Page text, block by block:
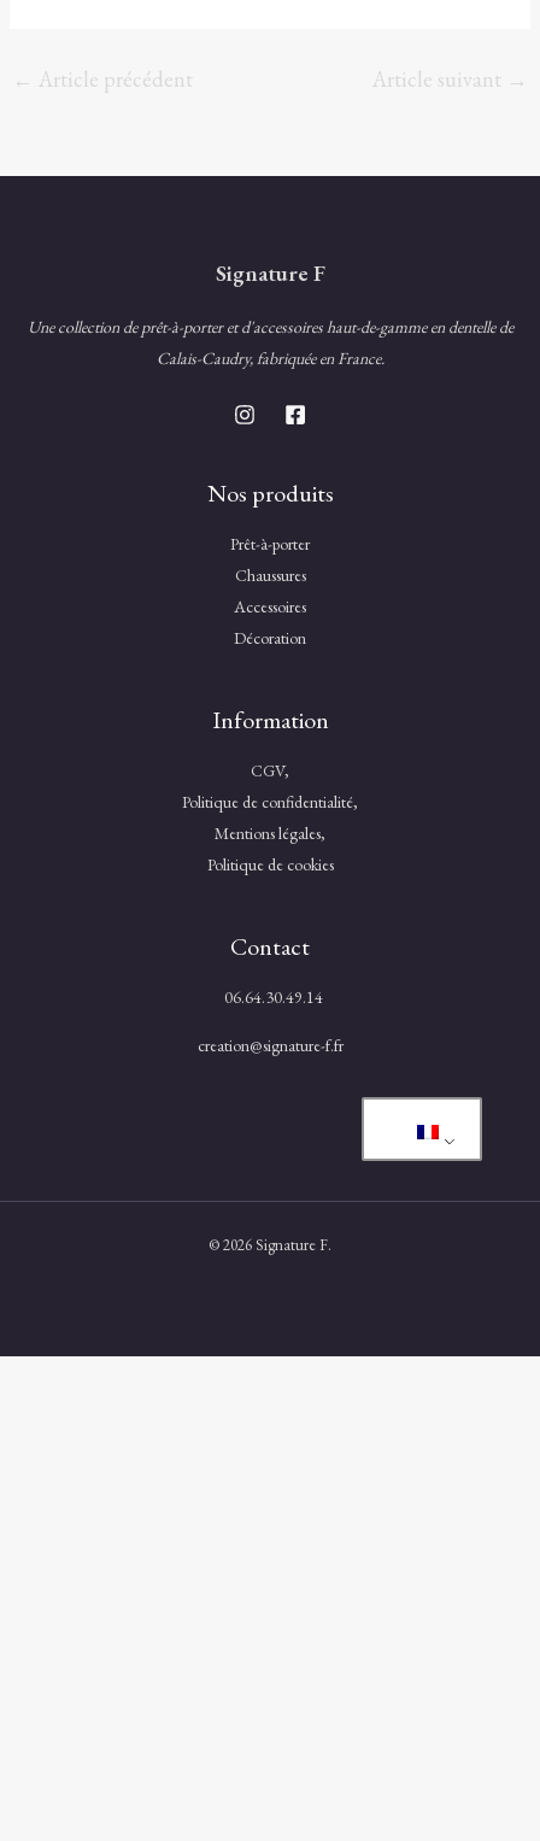
← Article précédent Article suivant →
Signature F
Une collection de prêt-à-porter et d'accessoires haut-de-gamme en dentelle de
Calais-Caudry, fabriquée en France.
Nos produits
Prêt-à-porter
Chaussures
Accessoires
Décoration
Information
CGV,
Politique de confidentialité,
Mentions légales,
Politique de cookies
Contact
06.64.30.49.14
creation@signature-f.fr
© 2026 Signature F.